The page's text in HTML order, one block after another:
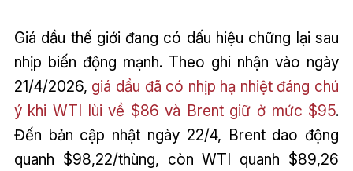
Giá dầu thế giới đang có dấu hiệu chững lại sau
nhịp biến động mạnh. Theo ghi nhận vào ngày
21/4/2026, giá dầu đã có nhịp hạ nhiệt đáng chú
ý khi WTI lùi về $86 và Brent giữ ở mức $95.
Đến bản cập nhật ngày 22/4, Brent dao động
quanh $98,22/thùng, còn WTI quanh $89,26